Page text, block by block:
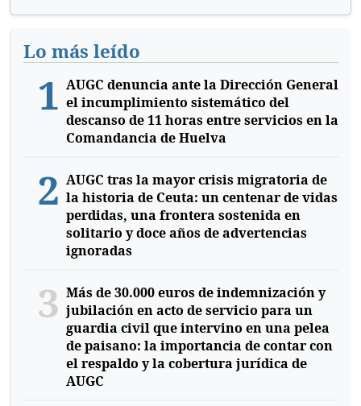
Lo más leído
1 AUGC denuncia ante la Dirección General
el incumplimiento sistemático del
descanso de 11 horas entre servicios en la
Comandancia de Huelva
2 AUGC tras la mayor crisis migratoria de
la historia de Ceuta: un centenar de vidas
perdidas, una frontera sostenida en
solitario y doce años de advertencias
ignoradas
3 Más de 30.000 euros de indemnización y
jubilación en acto de servicio para un
guardia civil que intervino en una pelea
de paisano: la importancia de contar con
el respaldo y la cobertura jurídica de
AUGC